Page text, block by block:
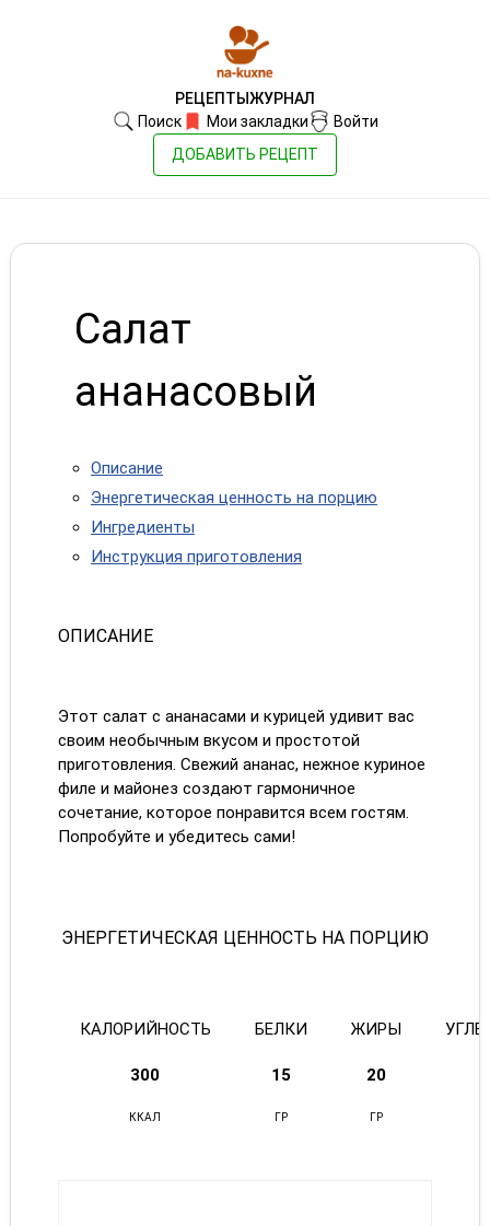
РЕЦЕПТЫ ЖУРНАЛ
Поиск
Мои закладки
Войти
ДОБАВИТЬ РЕЦЕПТ
Салат
ананасовый
Описание
Энергетическая ценность на порцию
Ингредиенты
Инструкция приготовления
ОПИСАНИЕ
Этот салат с ананасами и курицей удивит вас
своим необычным вкусом и простотой
приготовления. Свежий ананас, нежное куриное
филе и майонез создают гармоничное
сочетание, которое понравится всем гостям.
Попробуйте и убедитесь сами!
ЭНЕРГЕТИЧЕСКАЯ ЦЕННОСТЬ НА ПОРЦИЮ
КАЛОРИЙНОСТЬ БЕЛКИ ЖИРЫ
300 15 20
ККАЛ ГР ГР